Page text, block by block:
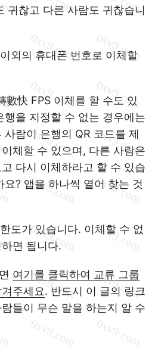
귀찮고 다른 사람도 귀찮습니
외의 휴대폰 번호로 이체할
數快 FPS 이체를 할 수도 있
행을 지정할 수 없는 경우에는
람이 은행의 QR 코드를 제
체할 수 있으며, 다른 사람은
다시 이체하라고 할 수 있습
요? 앱을 하나씩 열어 찾는 것
도가 있습니다. 이체할 수 없
면 됩니다.
여기를 클릭하여 교류 그룹
주세요. 반드시 이 글의 링크
들이 무슨 말을 하는지 알 수